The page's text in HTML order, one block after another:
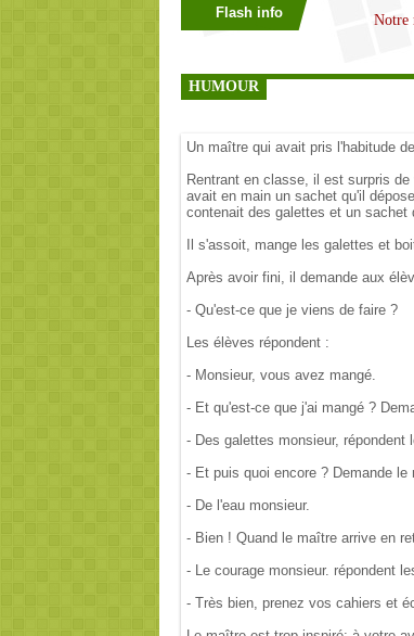
Flash info
HUMOUR
Un maître qui avait pris l'habitude
Rentrant en classe, il est surpris
avait en main un sachet qu'il
contenait des galettes et un sachet
Il s'assoit, mange les galettes et
Après avoir fini, il demande aux
- Qu'est-ce que je viens de faire ?
Les élèves répondent :
- Monsieur, vous avez mangé.
- Et qu'est-ce que j'ai mangé ?
- Des galettes monsieur, répondent
- Et puis quoi encore ? Demande le
- De l'eau monsieur.
- Bien ! Quand le maître arrive en
- Le courage monsieur. répondent
- Très bien, prenez vos cahiers et